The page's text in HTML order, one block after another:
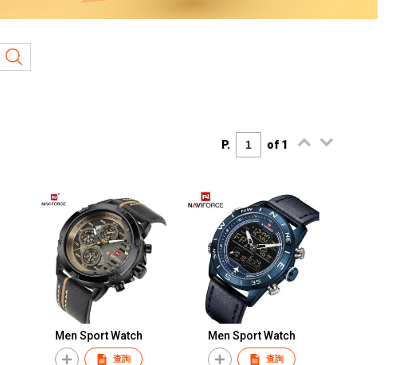
P. of 1
Men Sport Watch
查詢
Men Sport Watch
查詢